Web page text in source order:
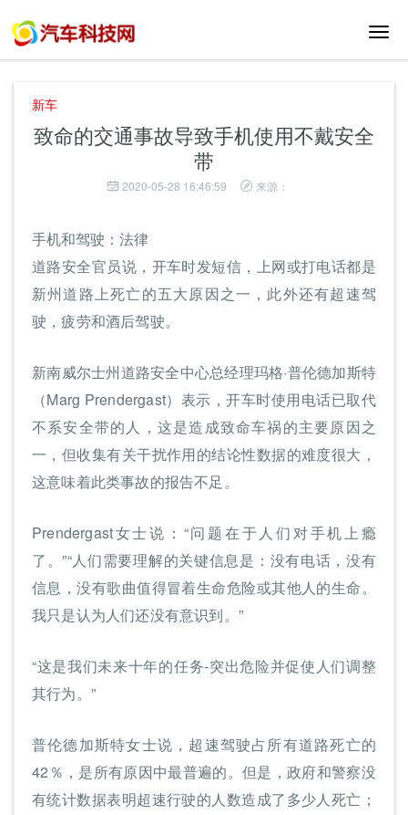
切
新车
致命的交通事故导致手机使用不戴安全
带
2020-05-28 16:46:59 来源：
手机和驾驶：法律
道路安全官员说，开车时发短信，上网或打电话都是
新州道路上死亡的五大原因之一，此外还有超速驾
驶，疲劳和酒后驾驶。
新南威尔士州道路安全中心总经理玛格·普伦德加斯特
（Marg Prendergast）表示，开车时使用电话已取代
不系安全带的人，这是造成致命车祸的主要原因之
一，但收集有关干扰作用的结论性数据的难度很大，
这意味着此类事故的报告不足。
Prendergast女士说：“问题在于人们对手机上瘾
了。”“人们需要理解的关键信息是：没有电话，没有
信息，没有歌曲值得冒着生命危险或其他人的生命。
我只是认为人们还没有意识到。”
“这是我们未来十年的任务-突出危险并促使人们调整
其行为。”
普伦德加斯特女士说，超速驾驶占所有道路死亡的
42％，是所有原因中最普遍的。但是，政府和警察没
有统计数据表明超速行驶的人数造成了多少人死亡；